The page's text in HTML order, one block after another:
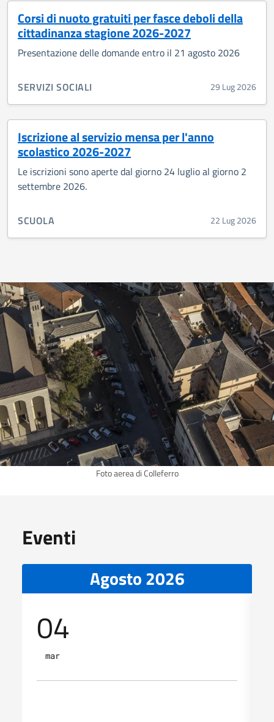
Corsi di nuoto gratuiti per fasce deboli della
cittadinanza stagione 2026-2027
Presentazione delle domande entro il 21 agosto 2026
CATEGORIA CORRELATA:
SERVIZI SOCIALI 29 Lug 2026
Iscrizione al servizio mensa per l'anno
scolastico 2026-2027
Le iscrizioni sono aperte dal giorno 24 luglio al giorno 2
settembre 2026.
CATEGORIA CORRELATA:
SCUOLA 22 Lug 2026
Foto aerea di Colleferro
Eventi
Agosto 2026
04
mar